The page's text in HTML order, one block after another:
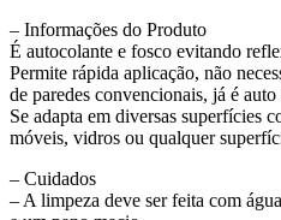
– Informações do Produto
É autocolante e fosco evitando
Permite rápida aplicação, não
de paredes convencionais, já é auto
Se adapta em diversas superfícies
móveis, vidros ou qualquer
– Cuidados
– A limpeza deve ser feita com